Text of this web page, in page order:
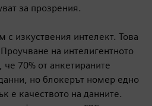
за прозрения.
с изкуствения интелект. Това
на интелигентното
70% от анкетираните
но блокерът номер едно
е качеството на данните.